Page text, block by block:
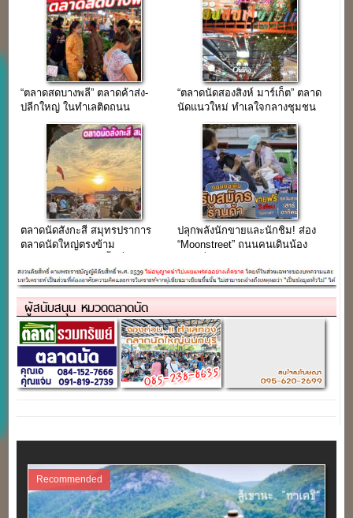
“ตลาดสดบางพลี” ตลาดค้าส่ง-
ปลีกใหญ่ ในทำเลติดถนน
“ตลาดนัดสองสิงห์ มาร์เก็ต” ตลาด
นัดแนวใหม่ ทำเลใจกลางชุมชน
ตลาดนัดสังกะสี สมุทรปราการ
ตลาดนัดใหญ่ตรงข้าม
ไร่
ปลุกพลังนักขายและนักชิม! ส่อง
“Moonstreet” ถนนคนเดินน้อง
ปักหมุดแลนด์มาร์คสมุทรปราการ
ผู้สนับสนุน หมวดตลาดนัด
Recommended